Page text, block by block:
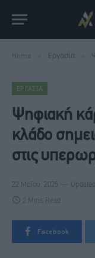
Home Εργασία
ΕΡΓΑΣΊΑ
Ψηφιακή
κλάδο
στις
22 Μαΐου, 2025 Updated:
2 Mins Read
Facebook